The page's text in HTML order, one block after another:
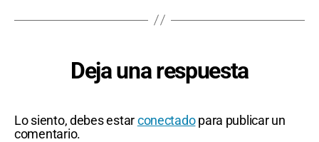
Deja una respuesta
Lo siento, debes estarconectadopara publicar un
comentario.